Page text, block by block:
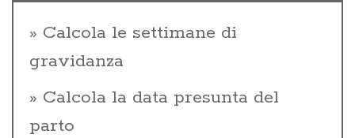
Calcola le settimane di
gravidanza
Calcola la data presunta del
parto